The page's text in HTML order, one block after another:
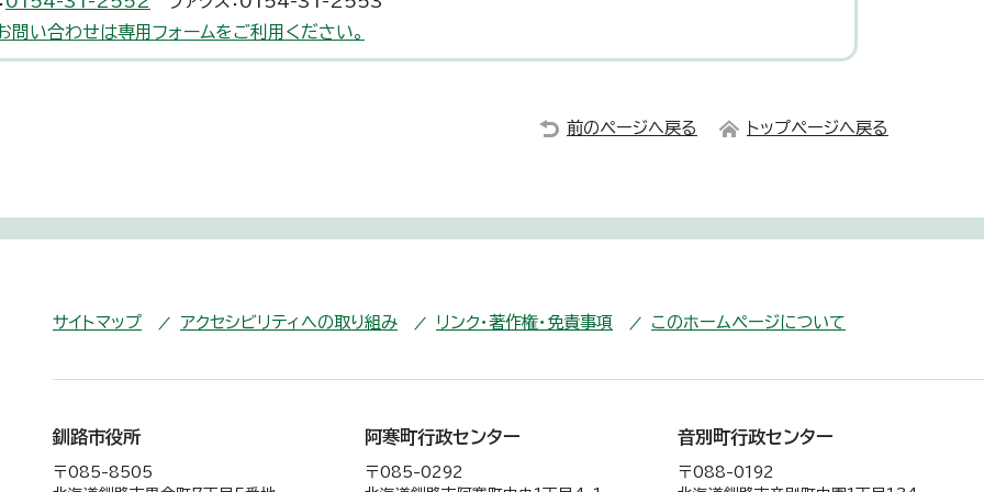
問い合わせは専用フォームをご利用ください。
前のページへ戻る トップページへ戻る
サイトマップ アクセシビリティへの取り組み リンク・著作権・免責事項 このホームページについて
釧路市役所
〒085-8505
阿寒町行政センター
〒085-0292
音別町行政センター
〒088-0192